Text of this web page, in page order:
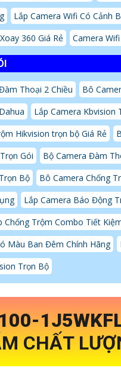
Lắp Camera Wifi Có Cảnh
360 Giá Rẻ
Camera
Thoại 2 Chiều Bô
Lắp Camera Kbvision
Hikvision trọn bộ Giá Rẻ
Gói
Bộ Camera Đàm
Bộ
Bô Camera Chống
Lắp Camera Báo Động
Chống Trộm Combo Tiết
Màu Ban Đêm Chính Hãng
Trọn Bộ
CHẤT